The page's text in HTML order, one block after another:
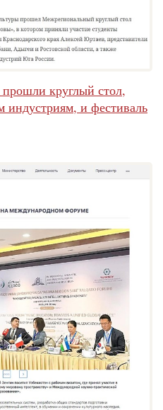
круглый стол,
и фестиваль